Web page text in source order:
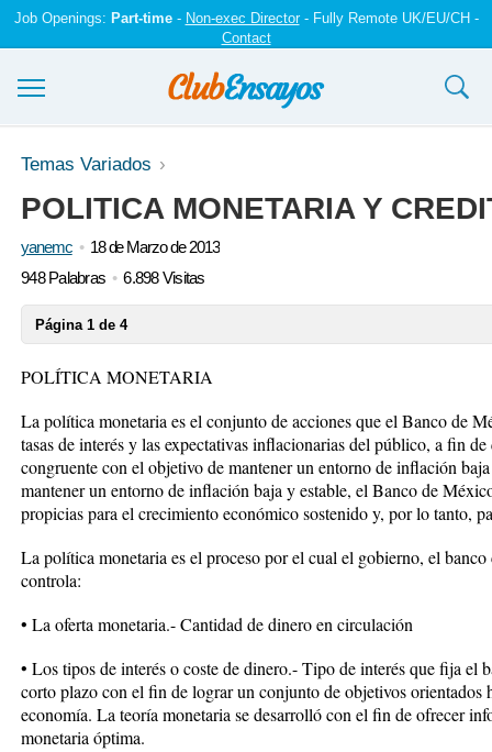
Job Openings: Part-time- Non-exec Director- Fully Remote UK/EU/CH -
Contact
Ensayos y trabajos
Registrarse
Iniciar sesión
Temas Variados
POLITICA MONETARIA Y
yanemc
18 de Marzo de 2013
948 Palabras
6.898 Visitas
Página 1 de 4
POLÍTICA MONETARIA
La política monetaria es el conjunto de acciones que el Banco de
tasas de interés y las expectativas inflacionarias del público, a fin
congruente con el objetivo de mantener un entorno de inflación
mantener un entorno de inflación baja y estable, el Banco de
propicias para el crecimiento económico sostenido y, por lo tanto,
La política monetaria es el proceso por el cual el gobierno, el
controla:
• La oferta monetaria.- Cantidad de dinero en circulación
• Los tipos de interés o coste de dinero.- Tipo de interés que fija el
corto plazo con el fin de lograr un conjunto de objetivos orientados
economía. La teoría monetaria se desarrolló con el fin de ofrecer
monetaria óptima.